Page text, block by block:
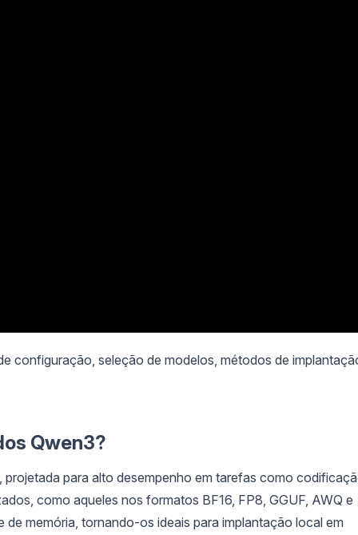
configuração, seleção de modelos, métodos de
Qwen3?
para alto desempenho em tarefas como
como aqueles nos formatos BF16, FP8, GGUF, AWQ e
memória, tornando-os ideais para implantação local em